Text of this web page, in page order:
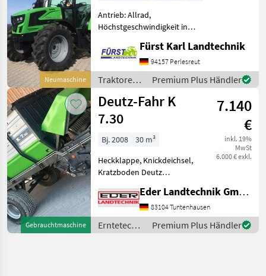
Neumaschine
Antrieb: Allrad,
Höchstgeschwindigkeit in
Plattform: Kabine,
Zapfwellendrehzahl:
540/540E Neues Modell
sofort verfügbar, Easy-Lift
Elektrohydr.
Fürst Karl Landtechnik
94157 Perlesreut
Traktoren /
Deutz Fahr
Premium Plus Händler
Gebrauchtmaschine
Deutz-Fahr K
7.30
7.140
€
inkl. 19%
MwSt
6.000 € exkl.
Bj. 2008
30 m³
Heckklappe, Knickdeichsel,
Kratzboden Deutz
Messer Schneidwerk
hydraulischer Kratzboden
hydraulische Rückwand
elektrische Bedienung Pick
Eder Landtechnik GmbH
83104 Tuntenhausen
Erntetechnik
Grünland /
Premium Plus Händler